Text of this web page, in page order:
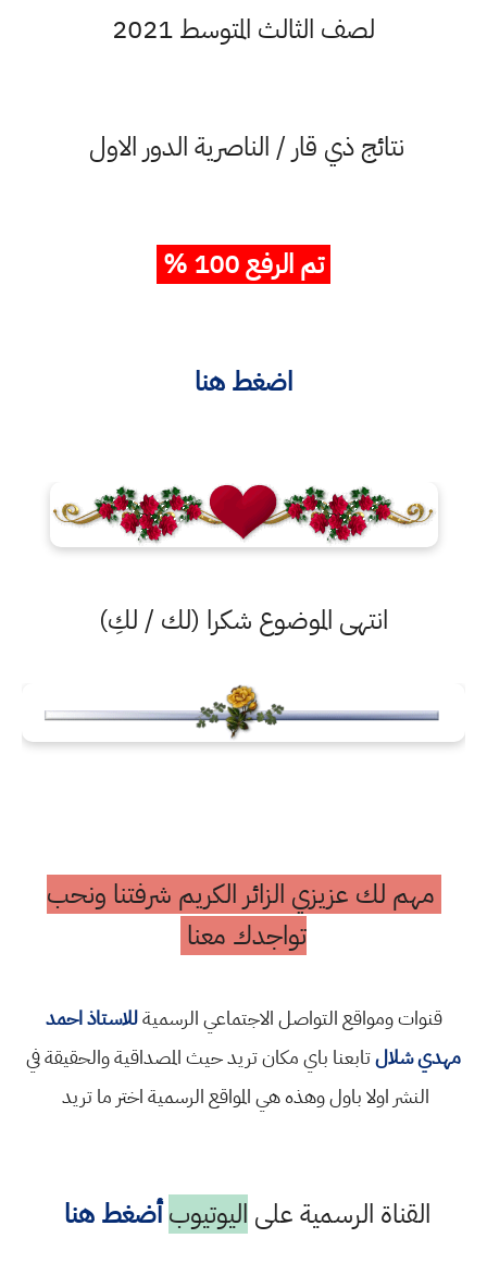
لصف الثالث المتوسط 2021
نتائج ذي قار / الناصرية الدور الاول
تم الرفع 100 %
اضغط هنا
انتهى الموضوع شكرا (لك / لكِ)
مهم لك عزيزي الزائر الكريم شرفتنا ونحب
تواجدك معنا
قنوات ومواقع التواصل الاجتماعي الرسميةللاستاذ احمد
مهدي شلالتابعنا باي مكان تريد حيث المصداقية والحقيقة في
النشر اولا باول وهذه هي المواقع الرسمية اختر ما تريد
القناة الرسمية على اليوتيوب أضغط هنا